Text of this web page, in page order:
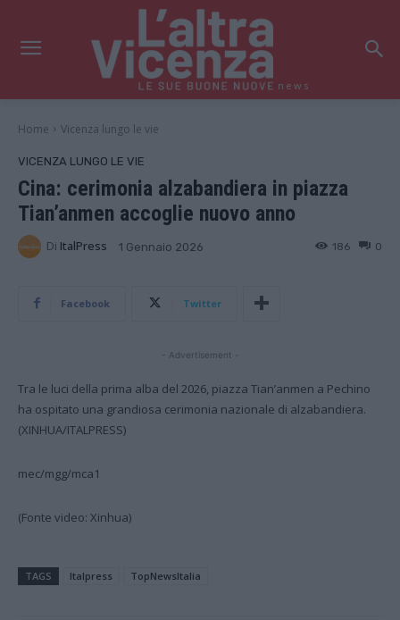
news
Home Vicenza lungo le vie
VICENZA LUNGO LE VIE
Cina: cerimonia alzabandiera in piazza
Tian’anmen accoglie nuovo anno
Di ItalPress 1 Gennaio 2026 0
186
Facebook Twitter
- Advertisement -
Tra le luci della prima alba del 2026, piazza Tian’anmen a Pechino
ha ospitato una grandiosa cerimonia nazionale di alzabandiera.
(XINHUA/ITALPRESS)
mec/mgg/mca1
(Fonte video: Xinhua)
TAGS Italpress TopNewsItalia